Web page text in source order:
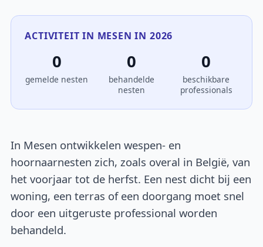
ACTIVITEIT IN MESEN IN 2026
0
gemelde nesten
0
behandelde
nesten
0
beschikbare
professionals
In Mesen ontwikkelen wespen- en
hoornaarnesten zich, zoals overal in België, van
het voorjaar tot de herfst. Een nest dicht bij een
woning, een terras of een doorgang moet snel
door een uitgeruste professional worden
behandeld.